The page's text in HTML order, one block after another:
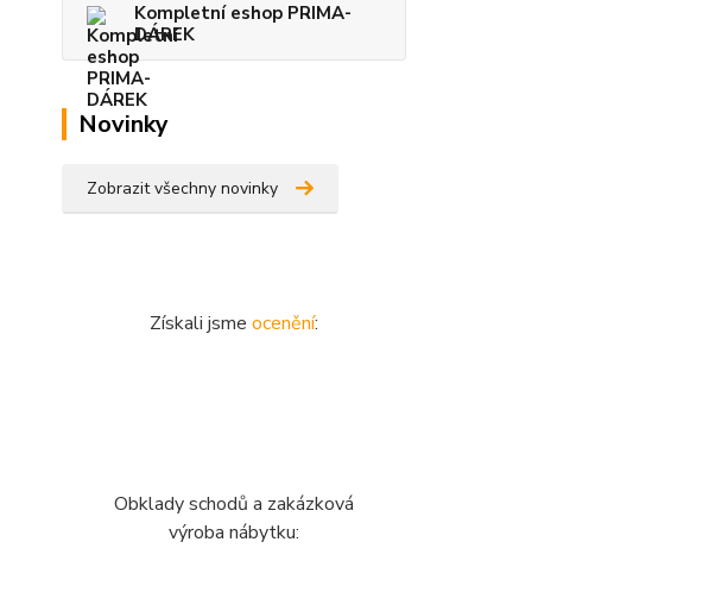
Kompletní eshop PRIMA-
DÁREK
Novinky
Zobrazit všechny novinky
Získali jsme ocenění:
Obklady schodů a zakázková
výroba nábytku: